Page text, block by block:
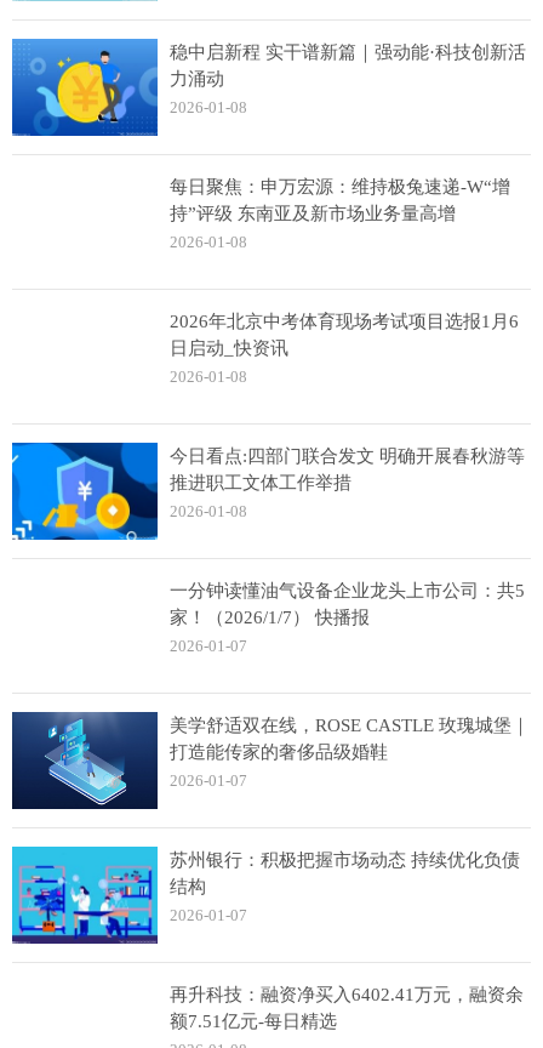
稳中启新程 实干谱新篇｜强动能·科技创新活
力涌动
2026-01-08
每日聚焦：申万宏源：维持极兔速递-W“增
持”评级 东南亚及新市场业务量高增
2026-01-08
2026年北京中考体育现场考试项目选报1月6
日启动_快资讯
2026-01-08
今日看点:四部门联合发文 明确开展春秋游等
推进职工文体工作举措
2026-01-08
一分钟读懂油气设备企业龙头上市公司：共5
家！（2026/1/7） 快播报
2026-01-07
美学舒适双在线，ROSE CASTLE 玫瑰城堡｜
打造能传家的奢侈品级婚鞋
2026-01-07
苏州银行：积极把握市场动态 持续优化负债
结构
2026-01-07
再升科技：融资净买入6402.41万元，融资余
额7.51亿元-每日精选